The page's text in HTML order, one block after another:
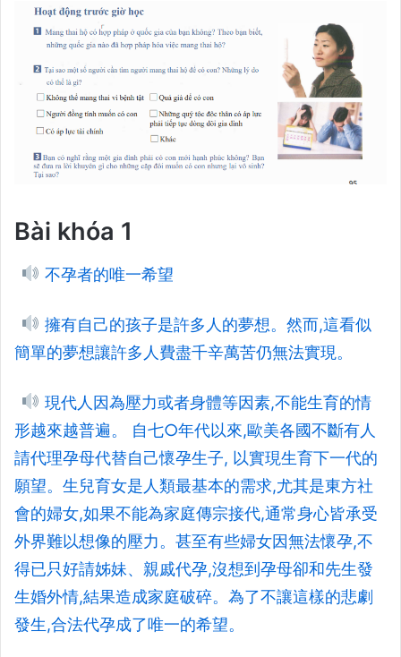
Bài khóa 1
不孕者的唯一希望
擁有自己的孩子是許多人的夢想。然而,這看似
簡單的夢想讓許多人費盡千辛萬苦仍無法實現。
現代人因為壓力或者身體等因素,不能生育的情
形越來越普遍。 自七○年代以來,歐美各國不斷有人
請代理孕母代替自己懷孕生子, 以實現生育下一代的
願望。生兒育女是人類最基本的需求,尤其是東方社
會的婦女,如果不能為家庭傳宗接代,通常身心皆承受
外界難以想像的壓力。甚至有些婦女因無法懷孕,不
得已只好請姊妹、親戚代孕,沒想到孕母卻和先生發
生婚外情,結果造成家庭破碎。為了不讓這樣的悲劇
發生,合法代孕成了唯一的希望。